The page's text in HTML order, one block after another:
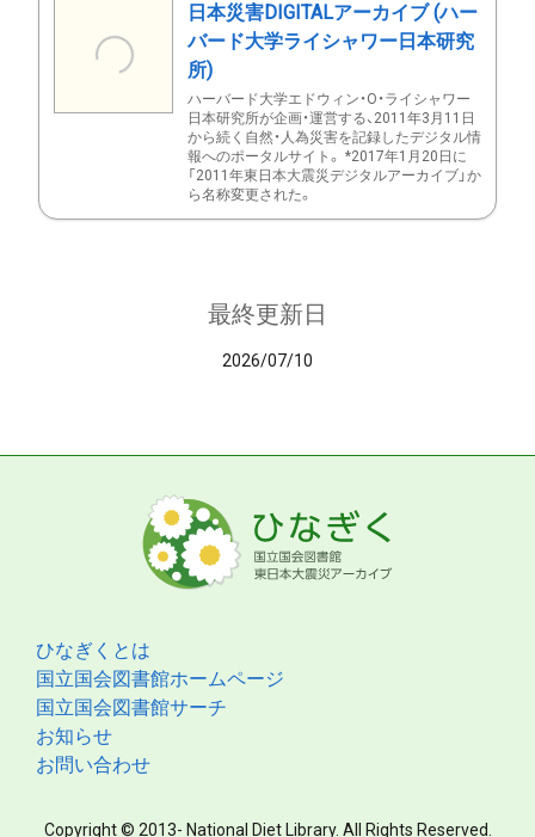
日本災害DIGITALアーカイブ (ハー
バード大学ライシャワー日本研究
所)
ハーバード大学エドウィン・O・ライシャワー
日本研究所が企画・運営する、2011年3月11日
から続く自然・人為災害を記録したデジタル情
報へのポータルサイト。 *2017年1月20日に
「2011年東日本大震災デジタルアーカイブ」か
ら名称変更された。
最終更新日
2026/07/10
ひなぎくとは
国立国会図書館ホームページ
国立国会図書館サーチ
お知らせ
お問い合わせ
Copyright © 2013- National Diet Library. All Rights Reserved.